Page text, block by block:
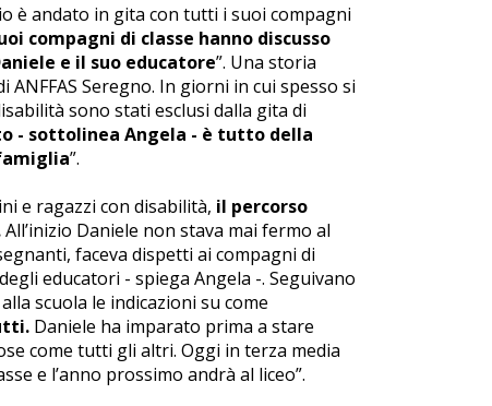
è andato in gita con tutti i suoi compagni
compagni di classe hanno discusso
e il suo educatore”. Una storia
Seregno. In giorni in cui spesso si
sono stati esclusi dalla gita di
- sottolinea Angela - è tutto della
”.
e ragazzi con disabilità, il percorso
All’inizio Daniele non stava mai fermo al
faceva dispetti ai compagni di
educatori - spiega Angela -. Seguivano
scuola le indicazioni su come
Daniele ha imparato prima a stare
come tutti gli altri. Oggi in terza media
e l’anno prossimo andrà al liceo”.